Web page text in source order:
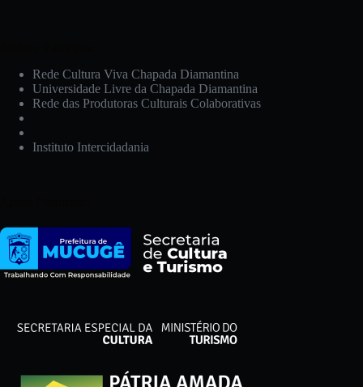
Rede Cultura Viva Chapada Diamantina
Universidade Livre da Chapada Diamantina
Rede das Produtoras Culturais Colaborativas
Instituto Intercidadania